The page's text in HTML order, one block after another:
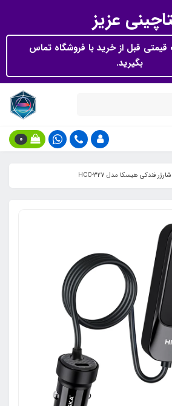
عزیز
قیمتی قبل از خرید با فروشگاه تماس
بگیرید.
0
شارژر فندکی هیسکا مدل HCC-327